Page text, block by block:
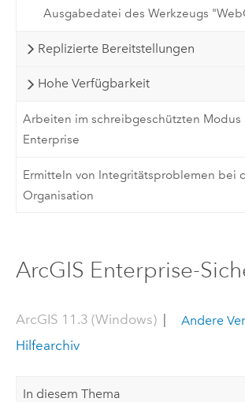
Ausgabedatei des Werkzeugs
Replizierte Bereitstellungen
Hohe Verfügbarkeit
Arbeiten im schreibgeschützten Modus
Enterprise
Ermitteln von Integritätsproblemen bei
Organisation
ArcGIS Enterprise-
ArcGIS 11.3 (Windows)| Andere
Hilfearchiv
In diesem Thema